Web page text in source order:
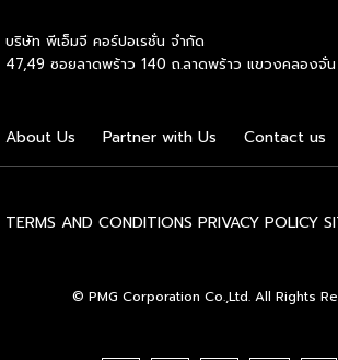
สถานีชาร์จรถยนต์ไฟฟ้า “MG Super
น้ำมันบางจาก ครอบคลุมทั้งในเขตกรุงเทพฯ
เดือนตุลาคมเป็นต้นไป .ด้านนายจาง ไห่โป กร
บริษัท เอสเอไอซี มอเตอร์ – ซีพี จำกัด และ
บริษัท พีเอ็มจี คอร์ปอเรชั่น จำกัด
47,49 ซอยลาดพร้าว 140 ถ.ลาดพร้าว แขวงคลองจั่น
About Us Partner with Us Contact us
TERMS AND CONDITIONS PRIVACY POLICY
© PMG Corporation Co.,Ltd. All Rights